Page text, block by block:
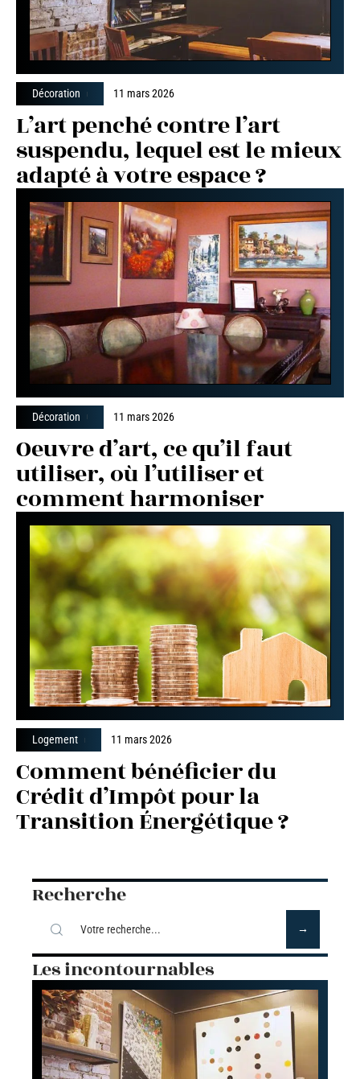
Décoration 11 mars 2026
L’art penché contre l’art
suspendu, lequel est le mieux
adapté à votre espace ?
Décoration 11 mars 2026
Oeuvre d’art, ce qu’il faut
utiliser, où l’utiliser et
comment harmoniser
Logement 11 mars 2026
Comment bénéficier du
Crédit d’Impôt pour la
Transition Énergétique ?
Recherche
Les incontournables